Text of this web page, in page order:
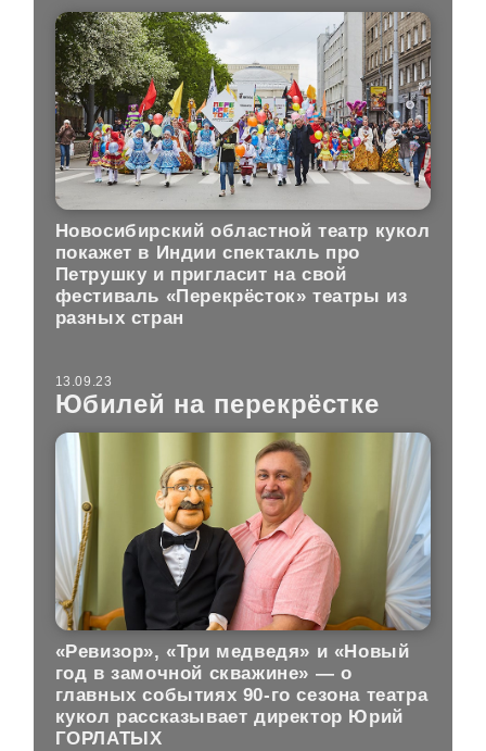
Новосибирский областной театр кукол
покажет в Индии спектакль про
Петрушку и пригласит на свой
фестиваль «Перекрёсток» театры из
разных стран
13.09.23
Юбилей на перекрёстке
«Ревизор», «Три медведя» и «Новый
год в замочной скважине» — о
главных событиях 90-го сезона театра
кукол рассказывает директор Юрий
ГОРЛАТЫХ